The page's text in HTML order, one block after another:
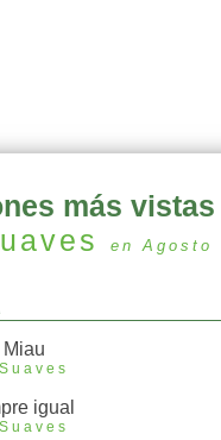
más vistas
en Agosto
Miau
igual